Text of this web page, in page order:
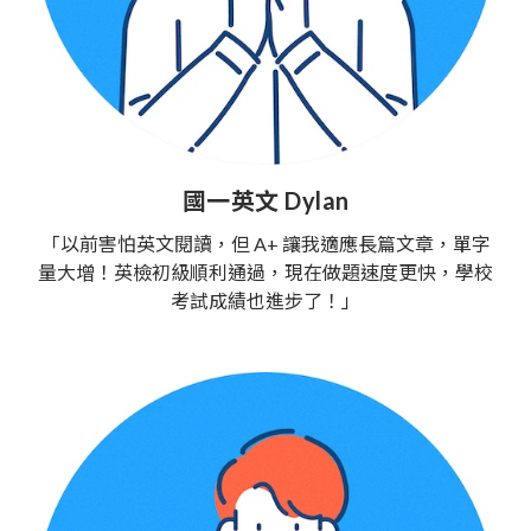
國一英文 Dylan
「以前害怕英文閱讀，但 A+ 讓我適應長篇文章，單字
量大增！英檢初級順利通過，現在做題速度更快，學校
考試成績也進步了！」